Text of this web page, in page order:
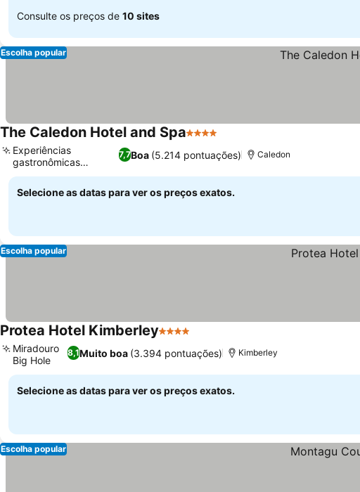
Consulte os preços de 10 sites
Escolha popular
The Caledon Hotel and Spa4 Estrelas
7,7Boa (5.214 pontuações)
Experiências
gastronômicas
diversas
Caledon
Selecione as datas para ver os preços exatos.
Escolha popular
Protea Hotel Kimberley4 Estrelas
8,1Muito boa (3.394 pontuações)
Miradouro
Big Hole
Kimberley
Selecione as datas para ver os preços exatos.
Escolha popular